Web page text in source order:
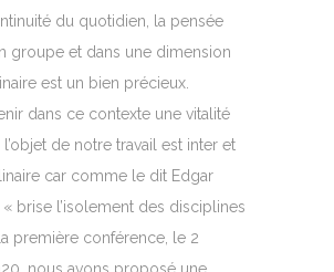
du quotidien, la pensée
groupe et dans une dimension
est un bien précieux.
dans ce contexte une vitalité
de notre travail est inter et
car comme le dit Edgar
« brise l’isolement des disciplines
première conférence, le 2